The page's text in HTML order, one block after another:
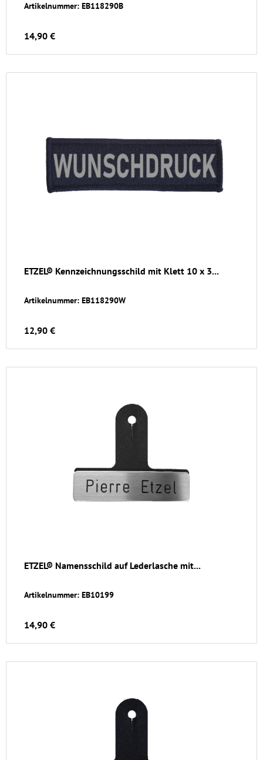
Artikelnummer: EB118290B
14,90 €
ETZEL® Kennzeichnungsschild mit Klett 10 x 3...
Artikelnummer: EB118290W
12,90 €
ETZEL® Namensschild auf Lederlasche mit...
Artikelnummer: EB10199
14,90 €